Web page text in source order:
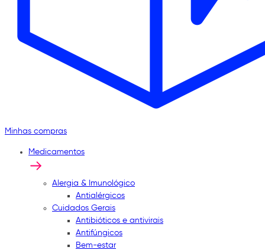
Minhas compras
Medicamentos
Alergia & Imunológico
Antialérgicos
Cuidados Gerais
Antibióticos e antivirais
Antifúngicos
Bem-estar